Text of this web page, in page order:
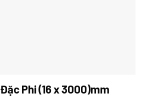
Phi (16 x 3000)mm